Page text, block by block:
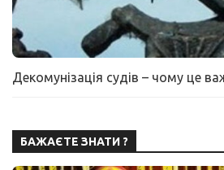
Декомунізація судів – чому це
БАЖАЄТЕ ЗНАТИ ?